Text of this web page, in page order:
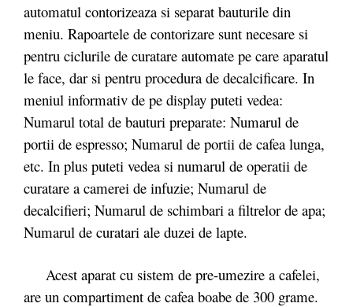
automatul contorizeaza si separat bauturile din
meniu. Rapoartele de contorizare sunt necesare si
pentru ciclurile de curatare automate pe care aparatul
le face, dar si pentru procedura de decalcificare. In
meniul informativ de pe display puteti vedea:
Numarul total de bauturi preparate: Numarul de
portii de espresso; Numarul de portii de cafea lunga,
etc. In plus puteti vedea si numarul de operatii de
curatare a camerei de infuzie; Numarul de
decalcifieri; Numarul de schimbari a filtrelor de apa;
Numarul de curatari ale duzei de lapte.
Acest aparat cu sistem de pre-umezire a cafelei,
are un compartiment de cafea boabe de 300 grame.